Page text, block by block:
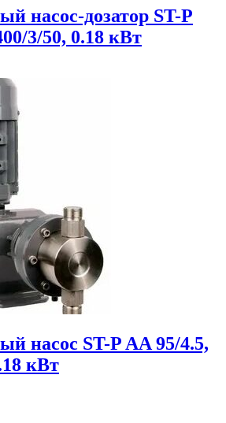
насос-дозатор ST-P
3/50, 0.18 кВт
насос ST-P AA 95/4.5,
кВт